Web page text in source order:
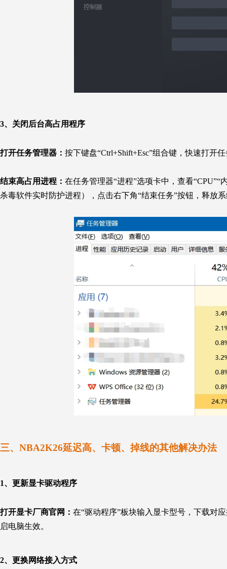
3、关闭后台高占用程序
打开任务管理器： 按下键盘“Ctrl+Shift+Esc”组合键，快速打开
结束高占用进程： 在任务管理器“进程”选项卡中，查看
杀毒软件实时防护进程），点击右下角“结束任务”按钮，释放
三、NBA2K26延迟高、卡顿、掉线的其他解决办法
1、更新显卡驱动程序
打开显卡厂商官网 ： 在“驱动程序”板块输入显卡型号，下载对
启电脑生效。
2、更换网络接入方式